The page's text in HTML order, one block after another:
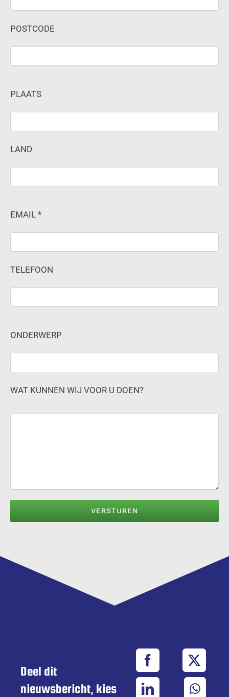
POSTCODE
PLAATS
LAND
EMAIL *
TELEFOON
ONDERWERP
WAT KUNNEN WIJ VOOR U DOEN?
Deel dit
nieuwsbericht, kies